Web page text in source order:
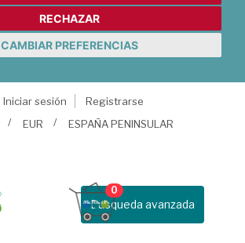
RECHAZAR
CAMBIAR PREFERENCIAS
Iniciar sesión
Registrarse
EUR ESPAÑA PENINSULAR
Busqueda avanzada
0